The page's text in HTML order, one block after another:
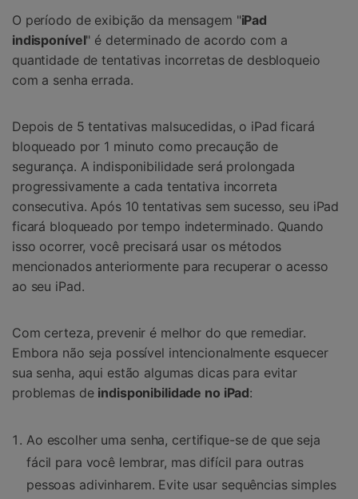
O período de exibição da mensagem "iPad
indisponível" é determinado de acordo com a
quantidade de tentativas incorretas de desbloqueio
com a senha errada.
Depois de 5 tentativas malsucedidas, o iPad ficará
bloqueado por 1 minuto como precaução de
segurança. A indisponibilidade será prolongada
progressivamente a cada tentativa incorreta
consecutiva. Após 10 tentativas sem sucesso, seu iPad
ficará bloqueado por tempo indeterminado. Quando
isso ocorrer, você precisará usar os métodos
mencionados anteriormente para recuperar o acesso
ao seu iPad.
Com certeza, prevenir é melhor do que remediar.
Embora não seja possível intencionalmente esquecer
sua senha, aqui estão algumas dicas para evitar
problemas de indisponibilidade no iPad:
Ao escolher uma senha, certifique-se de que seja
fácil para você lembrar, mas difícil para outras
pessoas adivinharem. Evite usar sequências simples